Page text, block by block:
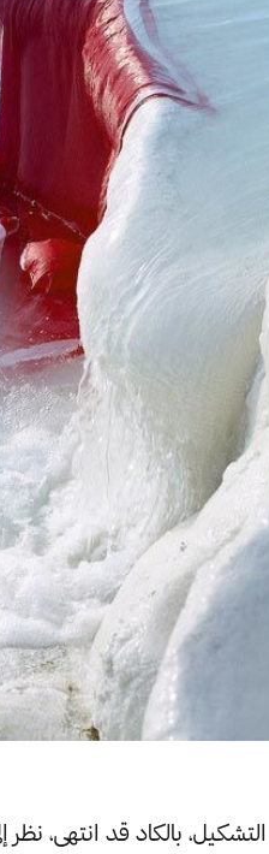
بالكاد قد انتهى،